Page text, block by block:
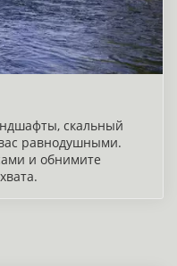
скальный
равнодушными.
и обнимите